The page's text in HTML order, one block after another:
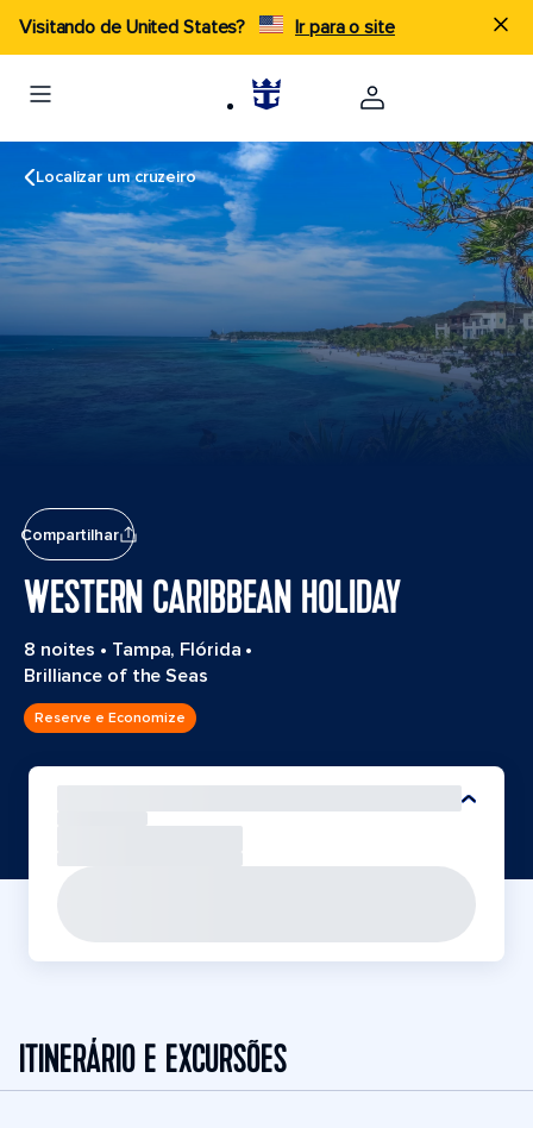
Visitando de United States? Ir para o site
Localizar um cruzeiro
Compartilhar
WESTERN CARIBBEAN HOLIDAY
8 noites • Tampa, Flórida •
Brilliance of the Seas
Reserve e Economize
ITINERÁRIO E EXCURSÕES